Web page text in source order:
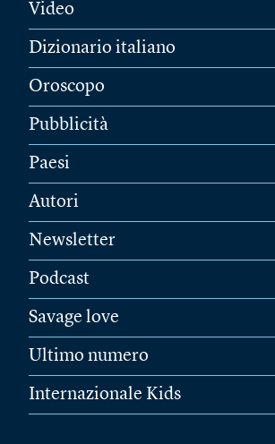
Video
Dizionario italiano
Oroscopo
Pubblicità
Paesi
Autori
Newsletter
Podcast
Savage love
Ultimo numero
Internazionale Kids